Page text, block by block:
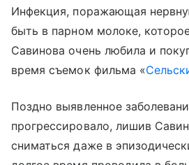
Инфекция, поражающая
быть в парном молоке,
Савинова очень любила и
время съемок фильма «
Поздно выявленное
прогрессировало, лишив
сниматься даже в